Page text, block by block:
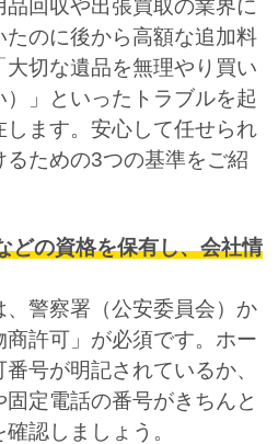
回収や出張買取の業界に
たのに後から高額な追加料
切な遺品を無理やり買い
」といったトラブルを起
します。安心して任せられ
るための3つの基準をご紹
の資格を保有し、会社情
、警察署（公安委員会）か
商許可」が必須です。ホー
号が明記されているか、
固定電話の番号がきちんと
認しましょう。